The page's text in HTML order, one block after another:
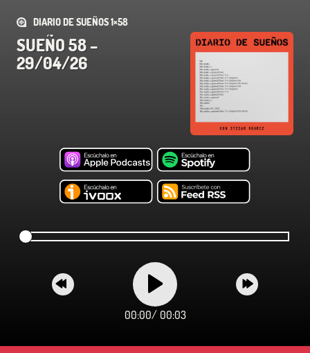
DIARIO DE SUEÑOS 1×58
SUEÑO 58 –
29/04/26
00:00/ 00:03